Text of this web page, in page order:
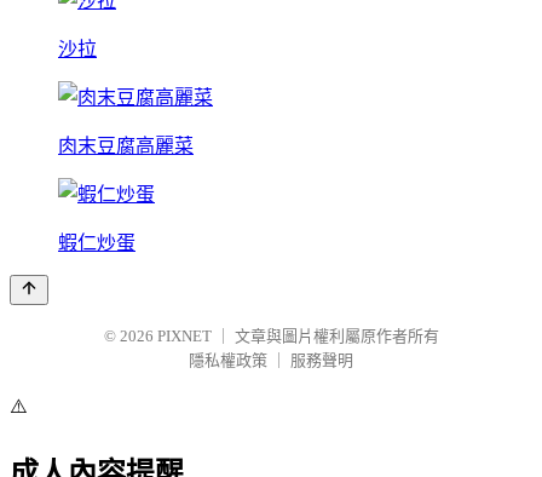
沙拉
肉末豆腐高麗菜
蝦仁炒蛋
© 2026 PIXNET
文章與圖片權利屬原作者所有
隱私權政策
服務聲明
⚠️